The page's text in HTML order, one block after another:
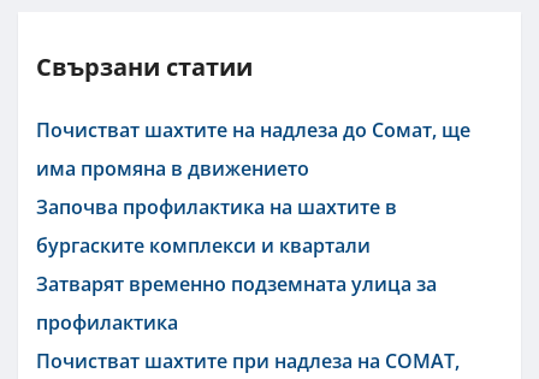
Свързани статии
Почистват шахтите на надлеза до Сомат, ще
има промяна в движението
Започва профилактика на шахтите в
бургаските комплекси и квартали
Затварят временно подземната улица за
профилактика
Почистват шахтите при надлеза на СОМАТ,